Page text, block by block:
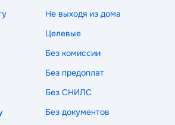
Не выходя из дома
Целевые
Без комиссии
Без предоплат
Без СНИЛС
Без документов